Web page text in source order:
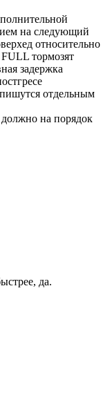
на следующий
относительно
тормозят
задержка
отдельным
на порядок
да.